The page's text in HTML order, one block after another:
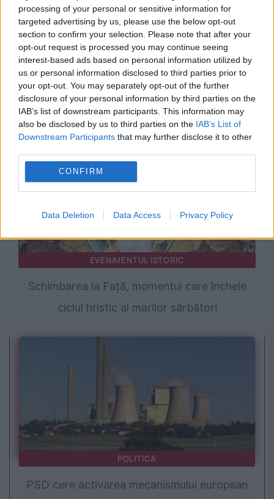
processing of your personal or sensitive information for
targeted advertising by us, please use the below opt-out
section to confirm your selection. Please note that after your
opt-out request is processed you may continue seeing
interest-based ads based on personal information utilized by
us or personal information disclosed to third parties prior to
your opt-out. You may separately opt-out of the further
disclosure of your personal information by third parties on the
IAB’s list of downstream participants. This information may
also be disclosed by us to third parties on the IAB’s List of
Downstream Participants that may further disclose it to other
CONFIRM
Data Deletion Data Access Privacy Policy
SOCIAL
Doliu în biserică și în lumea culturală. A murit
părintele Anghel Dincu, fostul realizator
Neptun TV și dirijor de excepție
EVENIMENTUL ISTORIC
Schimbarea la Față, momentul care încheie
ciclul hristic al marilor sărbători
POLITICA
PSD cere activarea mecanismului european